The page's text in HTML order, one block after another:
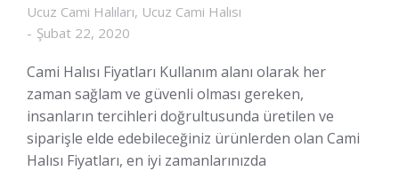
Ucuz Cami Halıları, Ucuz Cami Halısı
Şubat 22, 2020
Cami Halısı Fiyatları Kullanım alanı olarak her
zaman sağlam ve güvenli olması gereken,
insanların tercihleri doğrultusunda üretilen ve
siparişle elde edebileceğiniz ürünlerden olan Cami
Halısı Fiyatları, en iyi zamanlarınızda